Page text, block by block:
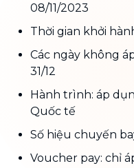
08/11/2023
Thời gian khởi
Các ngày không
31/12
Hành trình: áp
Quốc tế
Số hiệu chuyến
Voucher pay: chỉ